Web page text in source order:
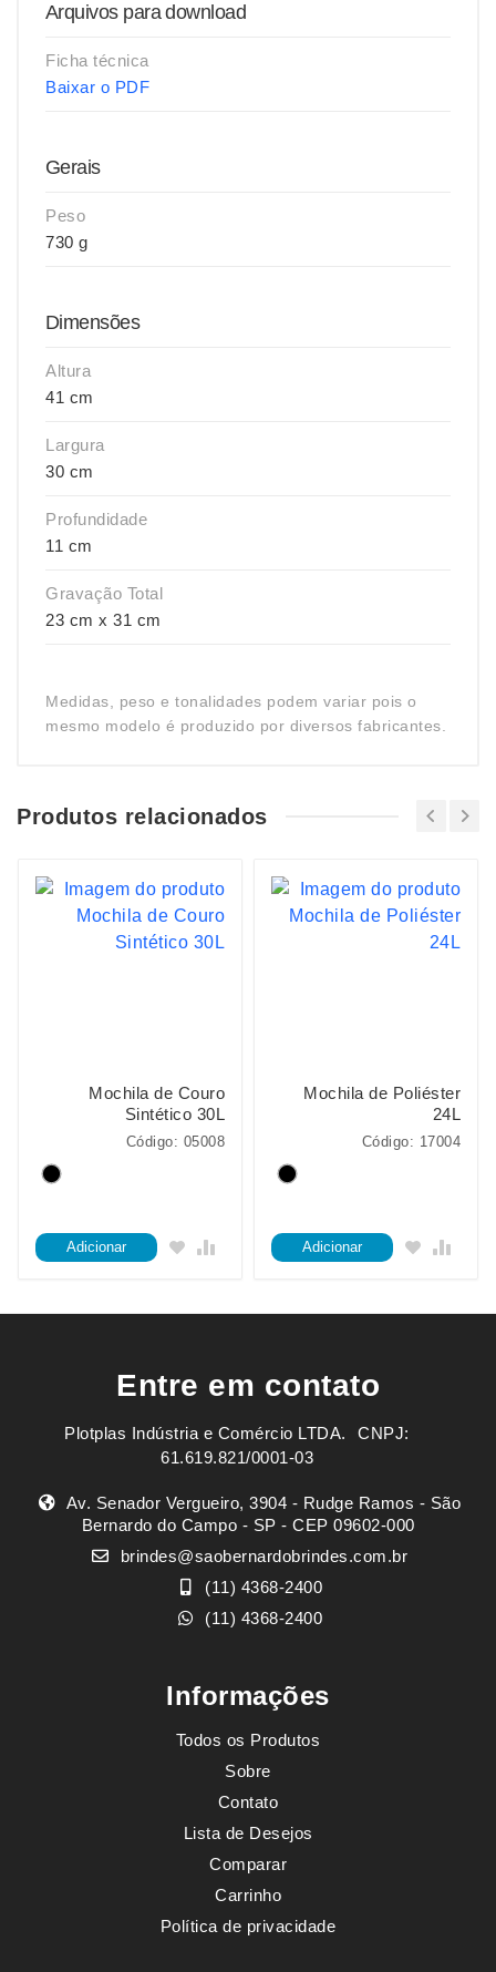
Arquivos para download
Ficha técnica
Baixar o PDF
Gerais
Peso
730 g
Dimensões
Altura
41 cm
Largura
30 cm
Profundidade
11 cm
Gravação Total
23 cm x 31 cm
Medidas, peso e tonalidades podem variar pois o
mesmo modelo é produzido por diversos fabricantes.
Produtos relacionados
Mochila de Couro
Sintético 30L
Código: 05008
Adicionar
Mochila de Poliéster
24L
Código: 17004
Adicionar
Entre em contato
Plotplas Indústria e Comércio LTDA. ㅤㅤㅤ CNPJ:
61.619.821/0001-03
Av. Senador Vergueiro, 3904 - Rudge Ramos - São
Bernardo do Campo - SP - CEP 09602-000
brindes@saobernardobrindes.com.br
(11) 4368-2400
(11) 4368-2400
Informações
Todos os Produtos
Sobre
Contato
Lista de Desejos
Comparar
Carrinho
Política de privacidade